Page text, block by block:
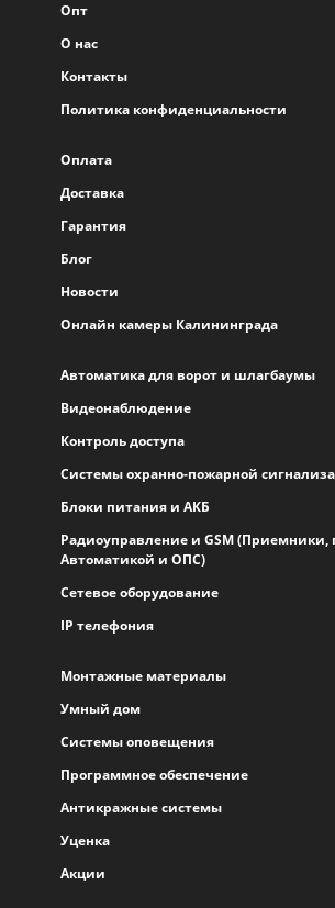
Опт
О нас
Контакты
Политика конфиденциальности
Оплата
Доставка
Гарантия
Блог
Новости
Онлайн камеры Калининграда
Автоматика для ворот и шлагбаумы
Видеонаблюдение
Контроль доступа
Системы охранно-пожарной
Блоки питания и АКБ
Радиоуправление и GSM (Приемники,
Автоматикой и ОПС)
Сетевое оборудование
IP телефония
Монтажные материалы
Умный дом
Системы оповещения
Программное обеспечение
Антикражные системы
Уценка
Акции